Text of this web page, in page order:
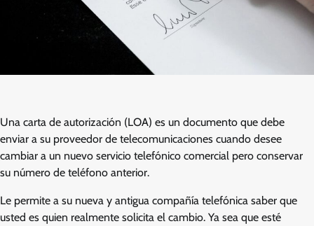
Una carta de autorización (LOA) es un documento que debe
enviar a su proveedor de telecomunicaciones cuando desee
cambiar a un nuevo servicio telefónico comercial pero conservar
su número de teléfono anterior.
Le permite a su nueva y antigua compañía telefónica saber que
usted es quien realmente solicita el cambio. Ya sea que esté